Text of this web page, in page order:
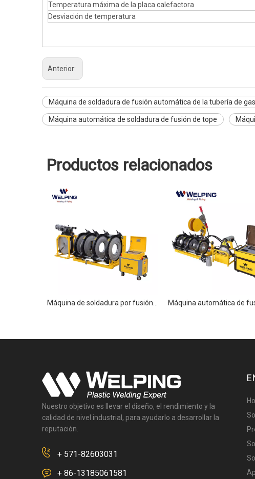
Temperatura máxima de la placa calefactora
Desviación de temperatura
Anterior:
Máquina de soldadura de fusión automática de la tubería de gas
Máquina automática de soldadura de fusión de tope
Productos relacionados
Nuestro objetivo es llevar el diseño, el rendimiento y la
calidad de nivel industrial, para ayudarlo a desarrollar la
reputación.
+ 571-82603031
+ 86-13185061581